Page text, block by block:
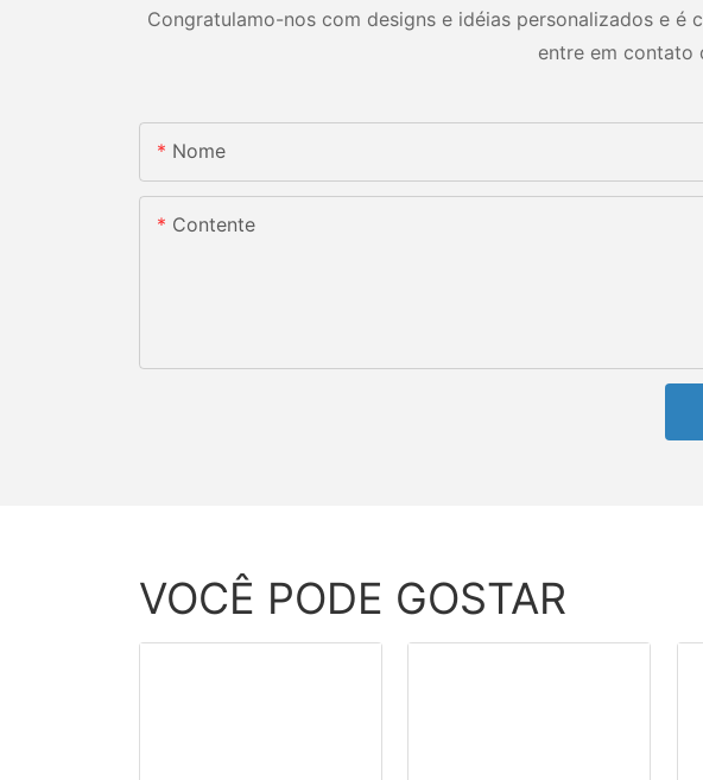
Congratulamo-nos com designs e idéias personalizados e
entre em contato
Nome
Contente
VOCÊ PODE GOSTAR